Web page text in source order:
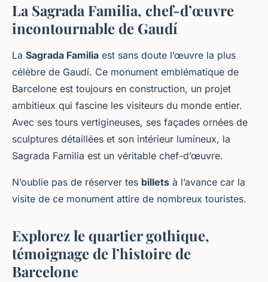
La Sagrada Familia, chef-d’œuvre
incontournable de Gaudí
La Sagrada Familia est sans doute l’œuvre la plus
célèbre de Gaudí. Ce monument emblématique de
Barcelone est toujours en construction, un projet
ambitieux qui fascine les visiteurs du monde entier.
Avec ses tours vertigineuses, ses façades ornées de
sculptures détaillées et son intérieur lumineux, la
Sagrada Familia est un véritable chef-d’œuvre.
N’oublie pas de réserver tes billets à l’avance car la
visite de ce monument attire de nombreux touristes.
Explorez le quartier gothique,
témoignage de l’histoire de
Barcelone